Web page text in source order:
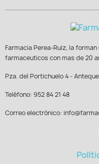
Farmacia Perea-Ruiz, la
farmaceuticos con mas de 20
Pza. del Portichuelo 4 -
Teléfono: 952 84 21 48
Correo electrónico: